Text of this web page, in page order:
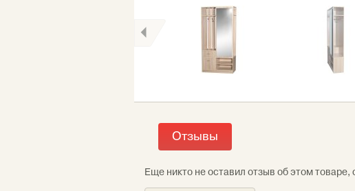
Отзывы
Еще никто не оставил отзыв об этом товаре,